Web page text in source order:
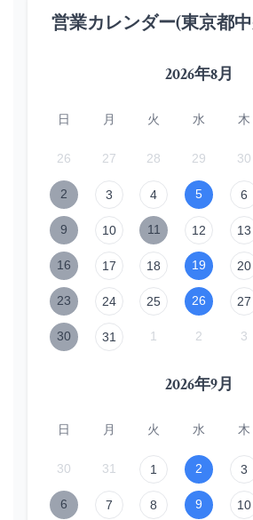
営業カレンダー(東京都
2026年8月
日 月 火 水 木
26 27 28 29 30
2 3 4 5 6
9 10 11 12 13
16 17 18 19 20
23 24 25 26 27
30 31 1 2 3
2026年9月
日 月 火 水 木
30 31 1 2 3
6 7 8 9 10